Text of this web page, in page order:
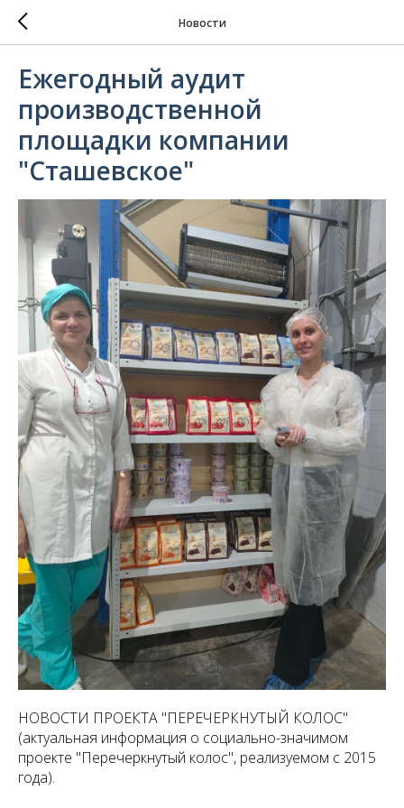
Новости
Ежегодный аудит
производственной
площадки компании
"Сташевское"
НОВОСТИ ПРОЕКТА "ПЕРЕЧЕРКНУТЫЙ КОЛОС"
(актуальная информация о социально-значимом
проекте "Перечеркнутый колос", реализуемом с 2015
года).